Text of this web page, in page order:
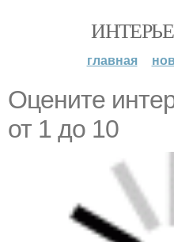
главная
Оцените
от 1 до 10